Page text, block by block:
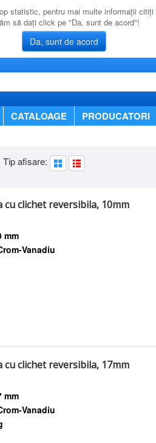
statistic, pentru mai multe informaţii citiţi
să daţi click pe "Da, sunt de acord"!
Da, sunt de acord
CATALOAGE PRODUCATORI
Tip afisare:
cu clichet reversibila, 10mm
mm
Vanadiu
cu clichet reversibila, 17mm
mm
Vanadiu